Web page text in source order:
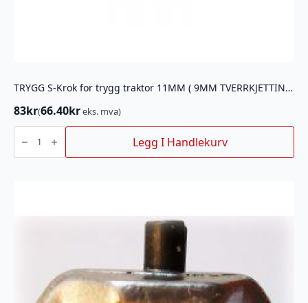
TRYGG S-Krok for trygg traktor 11MM ( 9MM TVERRKJETTING)
83kr(66.40kreks. mva)
TRYGG
Krok
for
Legg I Handlekurv